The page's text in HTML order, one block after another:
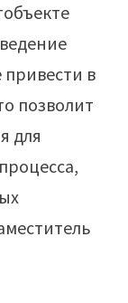
в
позволит
для